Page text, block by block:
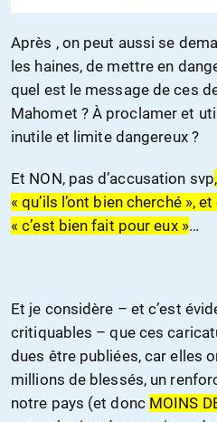
Après , on peut aussi se
les haines, de mettre en
quel est le message de ces
Mahomet ? À proclamer et
inutile et limite dangereux ?
Et NON, pas d’accusation svp
« qu’ils l’ont bien cherché »,
« c’est bien fait pour eux »…
Et je considère – et c’est
critiquables – que ces
dues être publiées, car elles
millions de blessés, un
notre pays (et donc MOINS